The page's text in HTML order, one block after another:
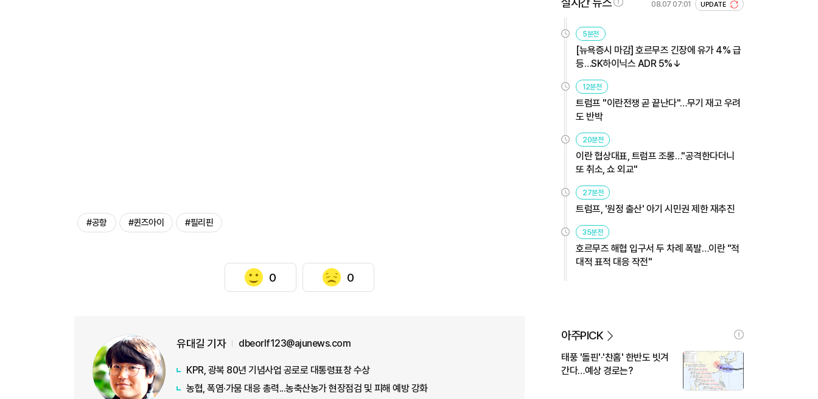
#공항 #퀸즈아이 #필리핀
0 0
유대길 기자 dbeorlf123@ajunews.com
KPR, 광복 80년 기념사업 공로로 대통령표창 수상
농협, 폭염·가뭄 대응 총력...농축산농가 현장점검 및 피해 예방 강화
08.07 07:01 UPDATE
5분전
[뉴욕증시 마감] 호르무즈 긴장에 유가 4% 급
등…SK하이닉스 ADR 5%↓
12분전
트럼프 "이란전쟁 곧 끝난다"…무기 재고 우려
도 반박
20분전
이란 협상대표, 트럼프 조롱…"공격한다더니
또 취소, 쇼 외교"
27분전
트럼프, '원정 출산' 아기 시민권 제한 재추진
35분전
호르무즈 해협 입구서 두 차례 폭발…이란 "적
대적 표적 대응 작전"
아주PICK
태풍 '돌핀'·'찬홈' 한반도 빗겨
간다…예상 경로는?